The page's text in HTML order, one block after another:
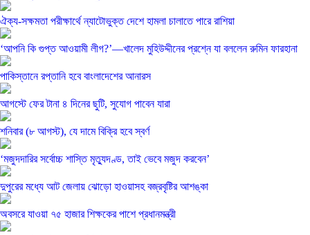
ঐক্য-সক্ষমতা পরীক্ষার্থে ন্যাটোভুক্ত দেশে হামলা চালাতে পারে রাশিয়া
‘আপনি কি গুপ্ত আওয়ামী লীগ?’—খালেদ মুহিউদ্দীনের প্রশ্নে যা বললেন রুমিন ফারহানা
পাকিস্তানে রপ্তানি হবে বাংলাদেশের আনারস
আগস্টে ফের টানা ৪ দিনের ছুটি, সুযোগ পাবেন যারা
শনিবার (৮ আগস্ট), যে দামে বিক্রি হবে স্বর্ণ
‘মজুদদারির সর্বোচ্চ শাস্তি মৃত্যুদণ্ড, তাই ভেবে মজুদ করবেন’
দুপুরের মধ্যে আট জেলায় ঝোড়ো হাওয়াসহ বজ্রবৃষ্টির আশঙ্কা
অবসরে যাওয়া ৭৫ হাজার শিক্ষকের পাশে প্রধানমন্ত্রী